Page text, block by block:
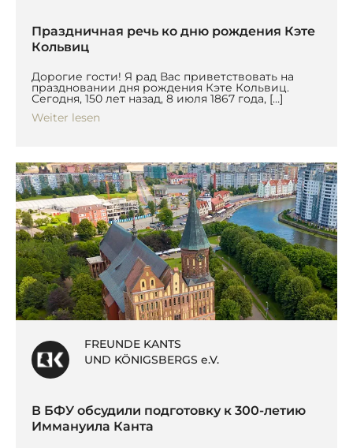
Праздничная речь ко дню рождения Кэте
Кольвиц
Дорогие гости! Я рад Вас приветствовать на
праздновании дня рождения Кэте Кольвиц.
Сегодня, 150 лет назад, 8 июля 1867 года, […]
Weiter lesen
FREUNDE KANTS
UND KÖNIGSBERGS e.V.
В БФУ обсудили подготовку к 300-летию
Иммануила Канта